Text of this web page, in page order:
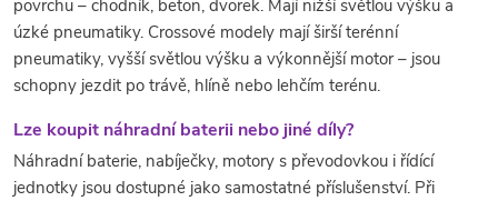
povrchu – chodník, beton, dvorek. Mají nižší světlou výšku a
úzké pneumatiky. Crossové modely mají širší terénní
pneumatiky, vyšší světlou výšku a výkonnější motor – jsou
schopny jezdit po trávě, hlíně nebo lehčím terénu.
Lze koupit náhradní baterii nebo jiné díly?
Náhradní baterie, nabíječky, motory s převodovkou i řídící
jednotky jsou dostupné jako samostatné příslušenství. Při